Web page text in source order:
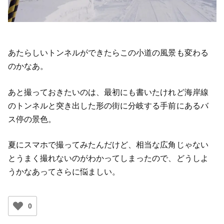
あたらしいトンネルができたらこの小道の風景も変わる
のかなあ。
あと撮っておきたいのは、最初にも書いたけれど海岸線
のトンネルと突き出した形の街に分岐する手前にあるバ
ス停の景色。
夏にスマホで撮ってみたんだけど、相当な広角じゃない
とうまく撮れないのがわかってしまったので、どうしよ
うかなあってさらに悩ましい。
0